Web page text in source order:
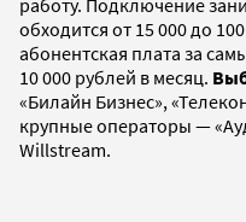
обходится от 15 000 до
абонентская плата за
10 000 рублей в месяц.
«Билайн Бизнес»,
крупные операторы —
Willstream.